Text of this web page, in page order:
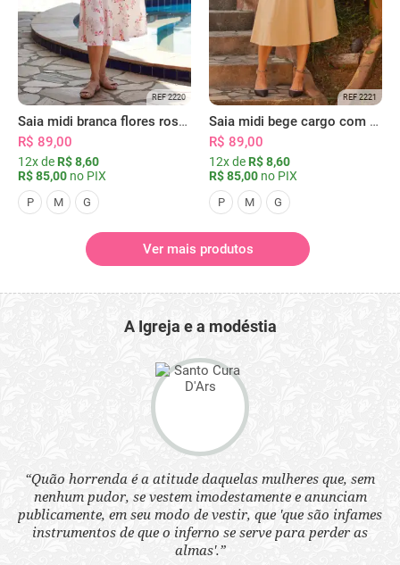
REF 2220
Saia midi branca flores rosas com bolsos
R$ 89,00
12x de R$ 8,60
R$ 85,00 no PIX
P M G
REF 2221
Saia midi bege cargo com bolsos
R$ 89,00
12x de R$ 8,60
R$ 85,00 no PIX
P M G
Ver mais produtos
A Igreja e a modéstia
“Quão horrenda é a atitude daquelas mulheres que, sem
nenhum pudor, se vestem imodestamente e anunciam
publicamente, em seu modo de vestir, que 'que são infames
instrumentos de que o inferno se serve para perder as
almas'.”